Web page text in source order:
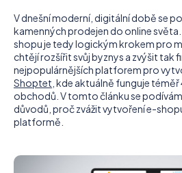
V dnešní moderní, digitální době se
kamenných prodejen do online
shopu je tedy logickým krokem pro
chtějí rozšířit svůj byznys a zvýšit tak
nejpopulárnějších platforem pro
Shoptet , kde aktuálně funguje
obchodů. V tomto článku se
důvodů, proč zvážit vytvoření e-
platformě.
t
ř
e
b
u
j
e
e